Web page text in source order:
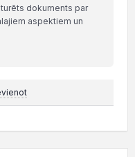
dokuments par
aspektiem un